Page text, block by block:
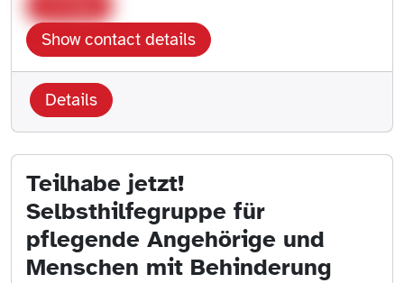
Show contact details
Details
Teilhabe jetzt!
Selbsthilfegruppe für
pflegende Angehörige und
Menschen mit Behinderung